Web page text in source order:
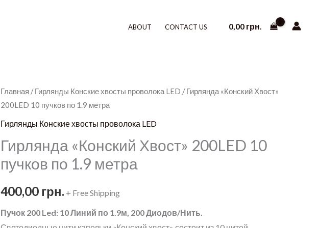
ABOUT CONTACT US 0,00 грн.
Главная /Гирлянды Конские хвосты проволока LED / Гирлянда «Конский Хвост»
200LED 10 пучков по 1.9 метра
Гирлянды Конские хвосты проволока LED
Гирлянда «Конский Хвост» 200LED 10
пучков по 1.9 метра
400,00 грн. + Free Shipping
Пучок 200 Led: 10 Линий по 1.9м, 200 Диодов/Нить.